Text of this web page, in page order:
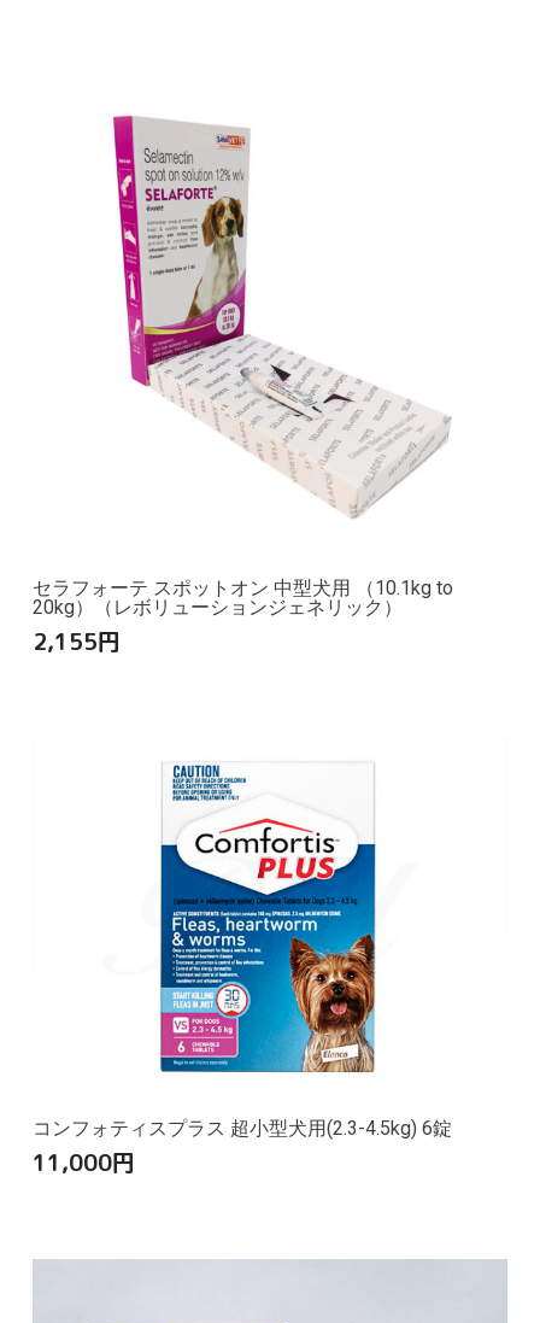
セラフォーテ スポットオン 中型犬用 （10.1kg to
20kg）（レボリューションジェネリック）
2,155円
コンフォティスプラス 超小型犬用(2.3-4.5kg) 6錠
11,000円